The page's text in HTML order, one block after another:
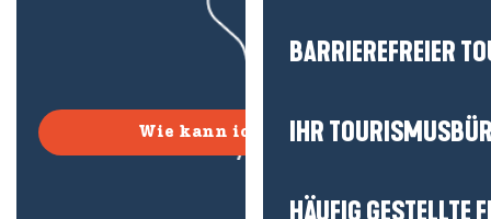
BARRIEREFREIER
IHR
HÄUFIG GESTELLTE
Wie kann ich kommen?